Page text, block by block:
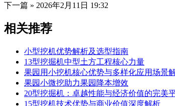
下一篇 » 2026年2月11日 19:32
相关推荐
小型挖机优势解析及选型指南
13型挖掘机中型土方工程核心力量
果园用小挖机核心优势与多样化应用场景
果园小微挖助力果园降本增效
20型挖掘机：卓越性能与经济价值的完美
15型挖机技术优势与商业价值深度解析